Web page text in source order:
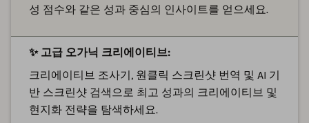
성 점수와 같은 성과 중심의 인사이트를 얻으세요.
✨ 고급 오가닉 크리에이티브:
크리에이티브 조사기, 원클릭 스크린샷 번역 및 AI 기
반 스크린샷 검색으로 최고 성과의 크리에이티브 및
현지화 전략을 탐색하세요.